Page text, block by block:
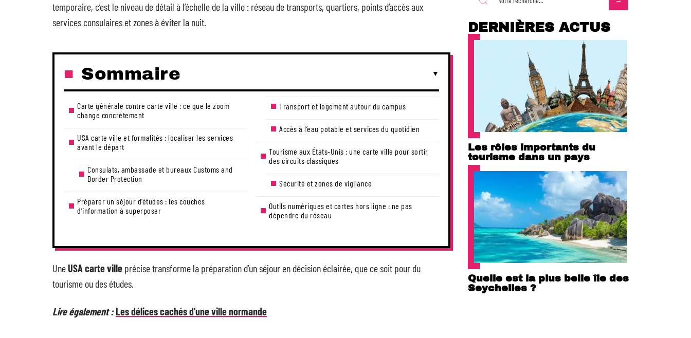
temporaire, c’est le niveau de détail à l’échelle de la ville : réseau de transports, quartiers, points d’accès aux
services consulaires et zones à éviter la nuit.
Sommaire
Carte générale contre carte ville : ce que le zoom
change concrètement
USA carte ville et formalités : localiser les services
avant le départ
Consulats, ambassade et bureaux Customs and
Border Protection
Préparer un séjour d’études : les couches
d’information à superposer
Transport et logement autour du campus
Accès à l’eau potable et services du quotidien
Tourisme aux États-Unis : une carte ville pour sortir
des circuits classiques
Sécurité et zones de vigilance
Outils numériques et cartes hors ligne : ne pas
dépendre du réseau
UneUSA carte ville précise transforme la préparation d’un séjour en décision éclairée, que ce soit pour du
tourisme ou des études.
Lire également :Les délices cachés d'une ville normande
DERNIÈRES ACTUS
Les rôles importants du
tourisme dans un pays
Quelle est la plus belle île des
Seychelles ?